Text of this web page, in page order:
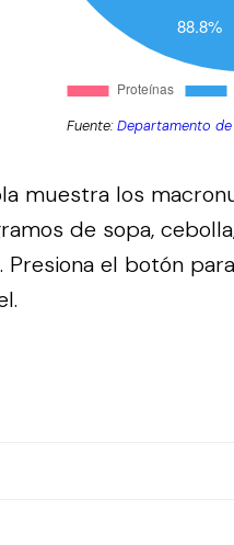
Fuente:Departamento de
muestra los
de sopa,
. Presiona el botón